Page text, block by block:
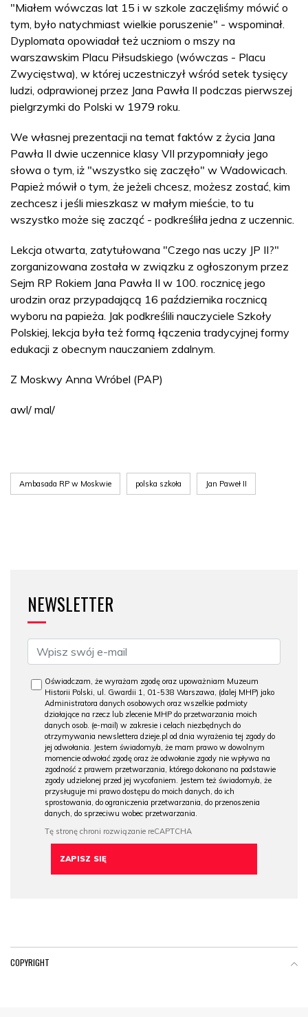
"Miałem wówczas lat 15 i w szkole zaczęliśmy mówić o
tym, było natychmiast wielkie poruszenie" - wspominał.
Dyplomata opowiadał też uczniom o mszy na
warszawskim Placu Piłsudskiego (wówczas - Placu
Zwycięstwa), w której uczestniczył wśród setek tysięcy
ludzi, odprawionej przez Jana Pawła II podczas pierwszej
pielgrzymki do Polski w 1979 roku.
We własnej prezentacji na temat faktów z życia Jana
Pawła II dwie uczennice klasy VII przypomniały jego
słowa o tym, iż "wszystko się zaczęło" w Wadowicach.
Papież mówił o tym, że jeżeli chcesz, możesz zostać, kim
zechcesz i jeśli mieszkasz w małym mieście, to tu
wszystko może się zacząć - podkreśliła jedna z uczennic.
Lekcja otwarta, zatytułowana "Czego nas uczy JP II?"
zorganizowana została w związku z ogłoszonym przez
Sejm RP Rokiem Jana Pawła II w 100. rocznicę jego
urodzin oraz przypadającą 16 października rocznicą
wyboru na papieża. Jak podkreślili nauczyciele Szkoły
Polskiej, lekcja była też formą łączenia tradycyjnej formy
edukacji z obecnym nauczaniem zdalnym.
Z Moskwy Anna Wróbel (PAP)
awl/ mal/
Ambasada RP w Moskwie polska szkoła Jan Paweł II
NEWSLETTER
Oświadczam, że wyrażam zgodę oraz upoważniam Muzeum
Historii Polski, ul. Gwardii 1, 01-538 Warszawa, (dalej MHP) jako
Administratora danych osobowych oraz wszelkie podmioty
działające na rzecz lub zlecenie MHP do przetwarzania moich
danych osob. (e-mail) w zakresie i celach niezbędnych do
otrzymywania newslettera dzieje.pl od dnia wyrażenia tej zgody do
jej odwołania. Jestem świadomy/a, że mam prawo w dowolnym
momencie odwołać zgodę oraz że odwołanie zgody nie wpływa na
zgodność z prawem przetwarzania, którego dokonano na podstawie
zgody udzielonej przed jej wycofaniem. Jestem też świadomy/a, że
przysługuje mi prawo dostępu do moich danych, do ich
sprostowania, do ograniczenia przetwarzania, do przenoszenia
danych, do sprzeciwu wobec przetwarzania.
COPYRIGHT